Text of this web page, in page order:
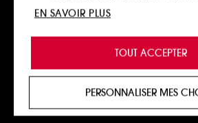
Ajouter au panier
Exclu
technique du site et ne peuvent
de vous offrir une expérience
personnalisée en vous
produits, des services et des
proposer des offres
votre profil.
TOUT ACCEPTER
PERSONNALISER MES
EN SAVOIR PLUS